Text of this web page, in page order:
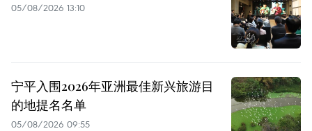
05/08/2026 13:10
宁平入围2026年亚洲最佳新兴旅游目
的地提名名单
05/08/2026 09:55